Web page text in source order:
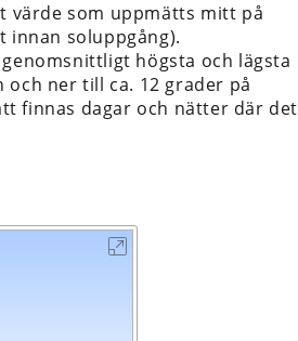
värde som uppmätts mitt på
soluppgång).
högsta och lägsta
ner till ca. 12 grader på
finnas dagar och nätter där det